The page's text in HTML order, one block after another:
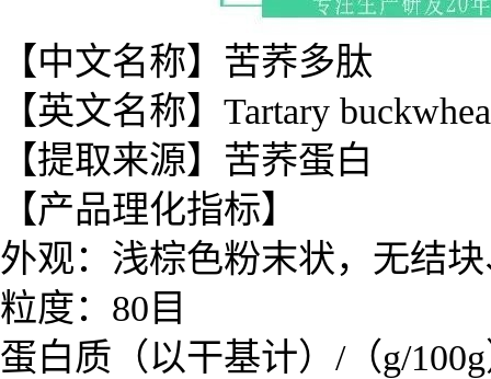
【中文名称】苦荞多肽
【英文名称】Tartary
【提取来源】苦荞蛋白
【产品理化指标】
外观：浅棕色粉末状，无结
粒度：80目
蛋白质（以干基计）/（g/